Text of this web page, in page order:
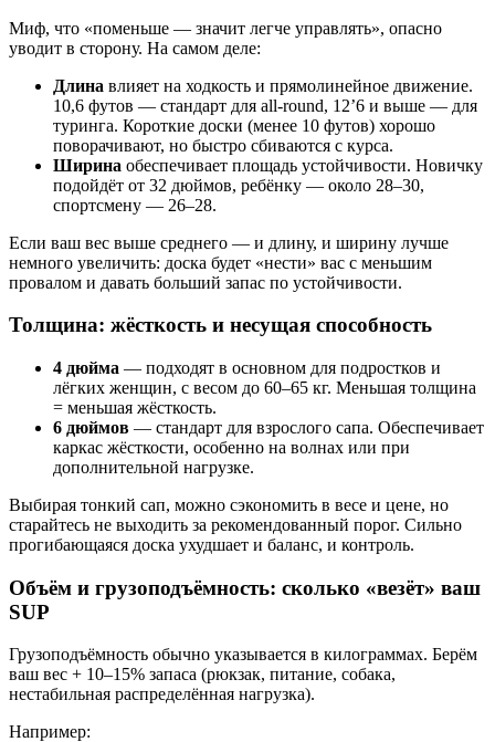
Миф, что «поменьше — значит легче управлять», опасно
уводит в сторону. На самом деле:
Длина влияет на ходкость и прямолинейное движение.
10,6 футов — стандарт для all-round, 12’6 и выше — для
туринга. Короткие доски (менее 10 футов) хорошо
поворачивают, но быстро сбиваются с курса.
Ширина обеспечивает площадь устойчивости. Новичку
подойдёт от 32 дюймов, ребёнку — около 28–30,
спортсмену — 26–28.
Если ваш вес выше среднего — и длину, и ширину лучше
немного увеличить: доска будет «нести» вас с меньшим
провалом и давать больший запас по устойчивости.
Толщина: жёсткость и несущая способность
4 дюйма — подходят в основном для подростков и
лёгких женщин, с весом до 60–65 кг. Меньшая толщина
= меньшая жёсткость.
6 дюймов — стандарт для взрослого сапа. Обеспечивает
каркас жёсткости, особенно на волнах или при
дополнительной нагрузке.
Выбирая тонкий сап, можно сэкономить в весе и цене, но
старайтесь не выходить за рекомендованный порог. Сильно
прогибающаяся доска ухудшает и баланс, и контроль.
Объём и грузоподъёмность: сколько «везёт» ваш
SUP
Грузоподъёмность обычно указывается в килограммах. Берём
ваш вес + 10–15% запаса (рюкзак, питание, собака,
нестабильная распределённая нагрузка).
Например: